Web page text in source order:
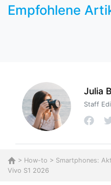
Empfohlene
Julia
Staff
> How-to > Smartphones:
Vivo S1 2026